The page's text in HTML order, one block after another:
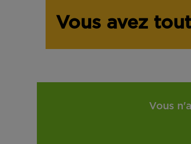
Vous avez
Vous